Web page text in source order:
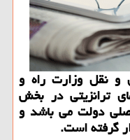
و نقل وزارت راه و
ترانزیتی در بخش
دولت می باشد و
گرفته است.